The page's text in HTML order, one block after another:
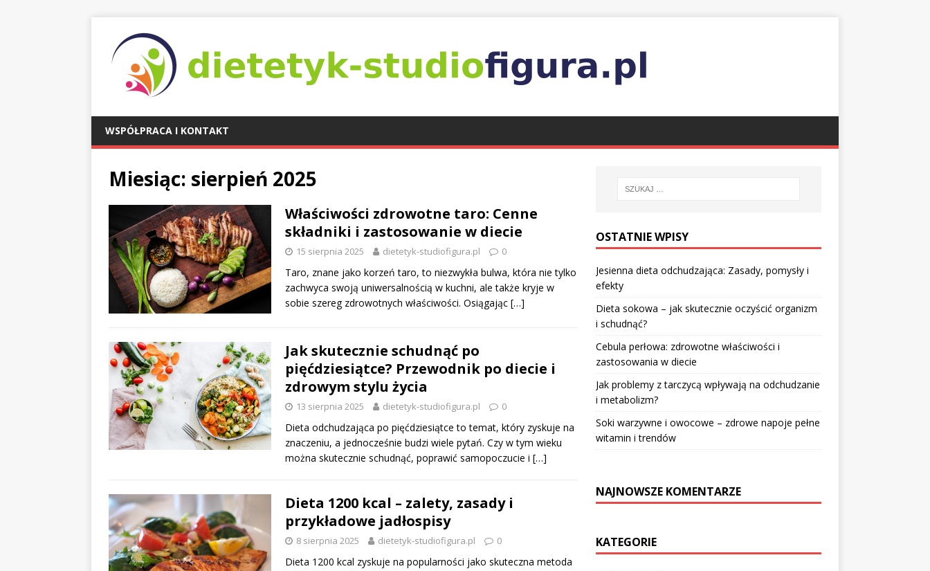
WSPÓŁPRACA I KONTAKT
Miesiąc: sierpień 2025
Właściwości zdrowotne taro: Cenne
składniki i zastosowanie w diecie
15 sierpnia 2025 dietetyk-studiofigura.pl 0
Taro, znane jako korzeń taro, to niezwykła bulwa, która nie tylko
zachwyca swoją uniwersalnością w kuchni, ale także kryje w
sobie szereg zdrowotnych właściwości. Osiągając […]
Jak skutecznie schudnąć po
pięćdziesiątce? Przewodnik po diecie i
zdrowym stylu życia
13 sierpnia 2025 dietetyk-studiofigura.pl 0
Dieta odchudzająca po pięćdziesiątce to temat, który zyskuje na
znaczeniu, a jednocześnie budzi wiele pytań. Czy w tym wieku
można skutecznie schudnąć, poprawić samopoczucie i […]
Dieta 1200 kcal – zalety, zasady i
przykładowe jadłospisy
8 sierpnia 2025 dietetyk-studiofigura.pl 0
Dieta 1200 kcal zyskuje na popularności jako skuteczna metoda
OSTATNIE WPISY
Jesienna dieta odchudzająca: Zasady, pomysły i
efekty
Dieta sokowa – jak skutecznie oczyścić organizm
i schudnąć?
Cebula perłowa: zdrowotne właściwości i
zastosowania w diecie
Jak problemy z tarczycą wpływają na odchudzanie
i metabolizm?
Soki warzywne i owocowe – zdrowe napoje pełne
witamin i trendów
NAJNOWSZE KOMENTARZE
KATEGORIE